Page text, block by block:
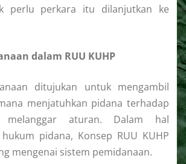
perlu perkara itu dilanjutkan ke
dalam RUU KUHP
ditujukan untuk mengambil
menjatuhkan pidana terhadap
melanggar aturan. Dalam hal
pidana, Konsep RUU KUHP
mengenai sistem pemidanaan.